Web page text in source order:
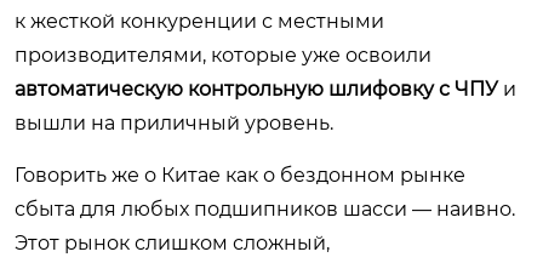
к жесткой конкуренции с местными
производителями, которые уже освоили
автоматическую контрольную шлифовку с ЧПУи
вышли на приличный уровень.
Говорить же о Китае как о бездонном рынке
сбыта для любых подшипников шасси — наивно.
Этот рынок слишком сложный,